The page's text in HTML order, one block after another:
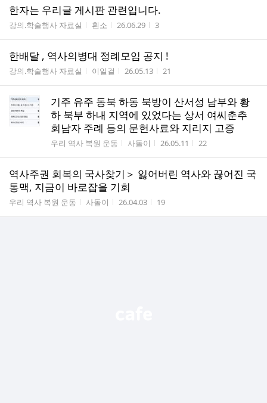
한자는 우리글 게시판 관련입니다.
게시판명
강의.학술행사 자료실 작성자
흰소 작성시간
26.06.29 조회수
3
한배달 , 역사의병대 정례모임 공지 !
게시판명
강의.학술행사 자료실 작성자
이일걸 작성시간
26.05.13 조회수
21
기주 유주 동북 하동 북방이 산서성 남부와 황
하 북부 하내 지역에 있었다는 상서 여씨춘추
회남자 주례 등의 문헌사료와 지리지 고증
게시판명
우리 역사 복원 운동 작성자
사돌이 작성시간
26.05.11 조회수
22
역사주권 회복의 국사찾기＞ 잃어버린 역사와 끊어진 국
통맥, 지금이 바로잡을 기회
게시판명
우리 역사 복원 운동 작성자
사돌이 작성시간
26.04.03 조회수
19